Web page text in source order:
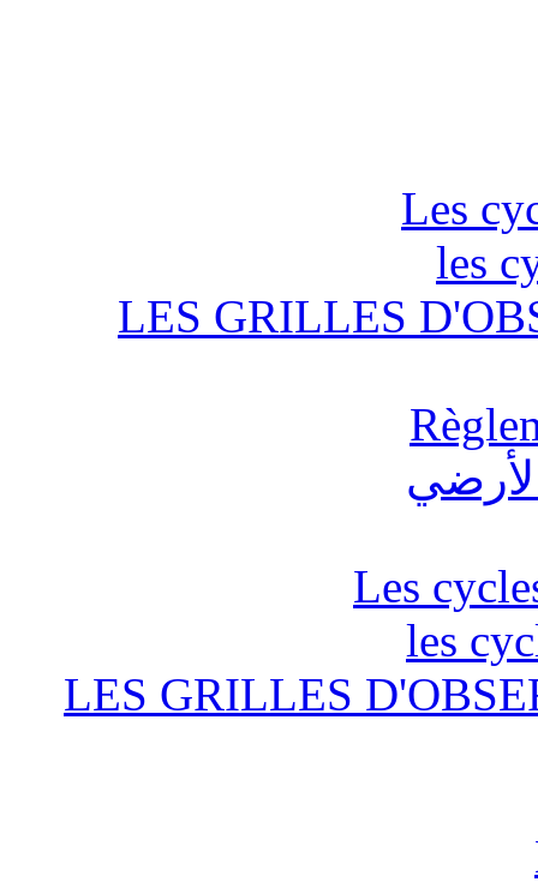
Les
les
LES GRILLES
Les
les
LES GRILLES